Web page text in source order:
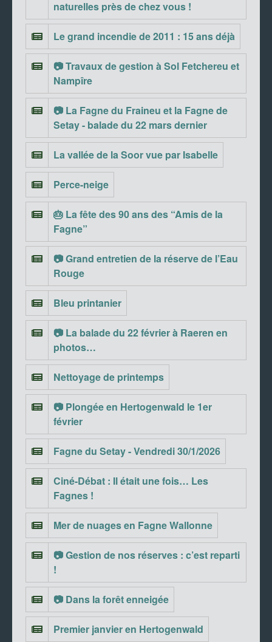
naturelles près de chez vous !
Le grand incendie de 2011 : 15 ans déjà
📷 Travaux de gestion à Sol Fetchereu et
Nampîre
📷 La Fagne du Fraineu et la Fagne de
Setay - balade du 22 mars dernier
La vallée de la Soor vue par Isabelle
Perce-neige
🎂 La fête des 90 ans des “Amis de la
Fagne”
📷 Grand entretien de la réserve de l’Eau
Rouge
Bleu printanier
📷 La balade du 22 février à Raeren en
photos…
Nettoyage de printemps
📷 Plongée en Hertogenwald le 1er
février
Fagne du Setay - Vendredi 30/1/2026
Ciné-Débat : Il était une fois… Les
Fagnes !
Mer de nuages en Fagne Wallonne
📷 Gestion de nos réserves : c’est reparti
!
📷 Dans la forêt enneigée
Premier janvier en Hertogenwald